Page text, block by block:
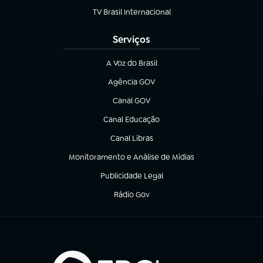
TV Brasil Internacional
(abre em nova aba)
Serviços
A Voz do Brasil
(abre em nova aba)
Agência GOV
(abre em nova aba)
Canal GOV
(abre em nova aba)
Canal Educação
(abre em nova aba)
Canal Libras
(abre em nova aba)
Monitoramento e Análise de Mídias
(abre em nova aba)
Publicidade Legal
(abre em nova aba)
Rádio Gov
(abre em nova aba)